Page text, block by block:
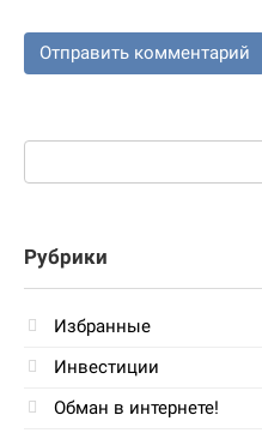
Поиск:
Рубрики
Избранные
Инвестиции
Обман в интернете!